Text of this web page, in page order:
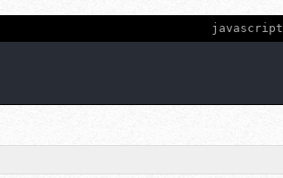
javascript